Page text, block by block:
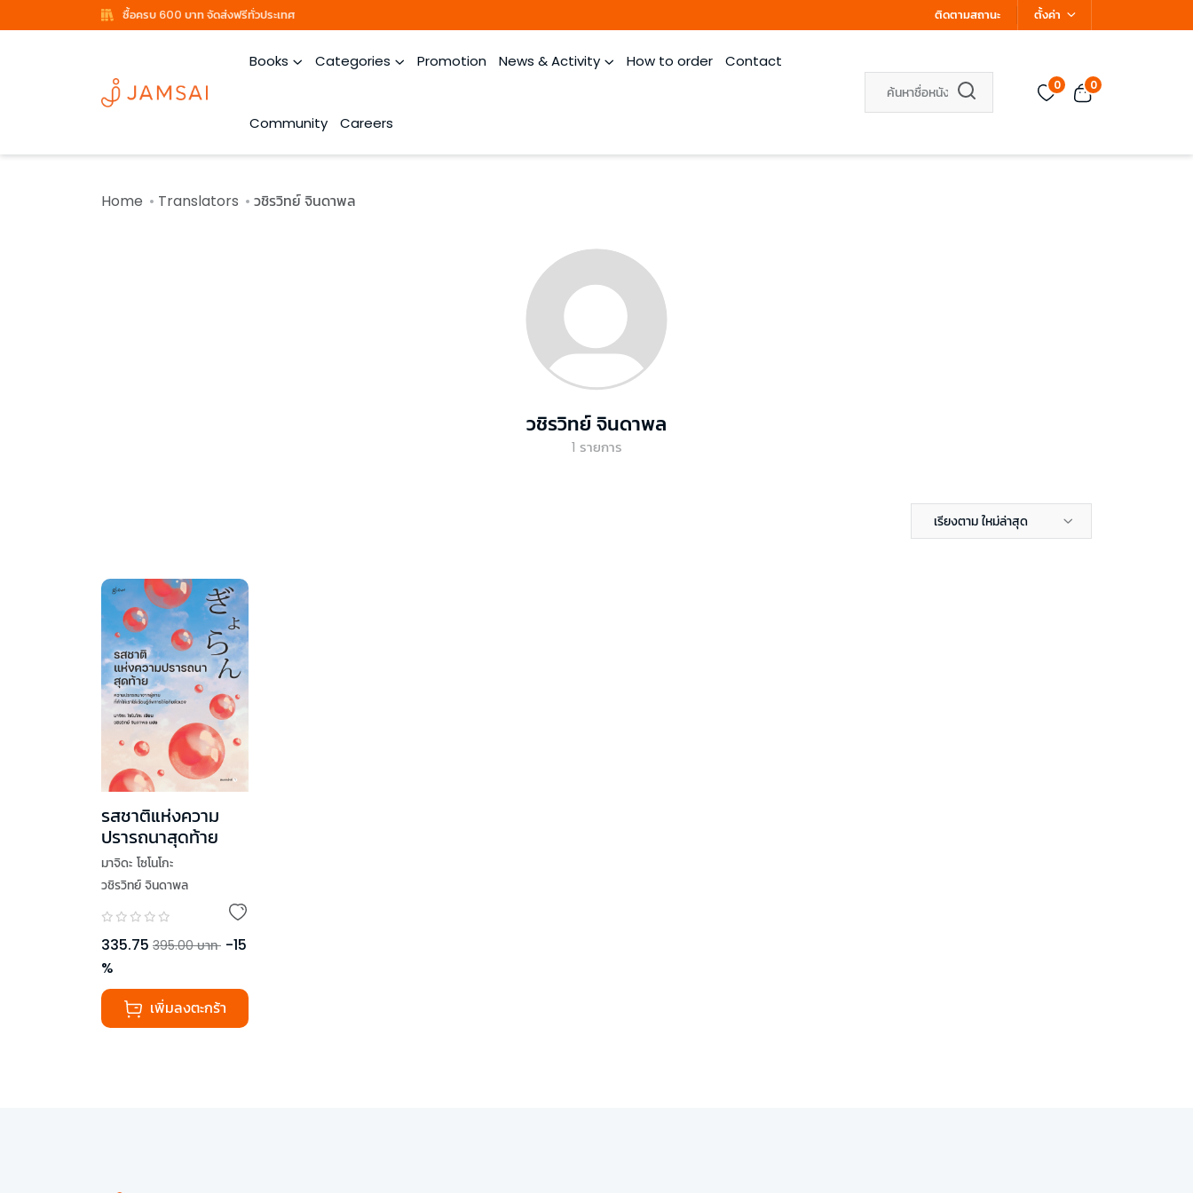
ซื้อครบ 600 บาท จัดส่งฟรีทั่วประเทศ ติดตามสถานะ ตั้งค่า
Books Categories Promotion News & Activity How to order Contact
Community Careers
0 0
Home Translators วชิรวิทย์ จินดาพล
วชิรวิทย์ จินดาพล
1 รายการ
เรียงตาม ใหม่ล่าสุด
รสชาติแห่งความ
ปรารถนาสุดท้าย
มาจิดะ โซโนโกะ
วชิรวิทย์ จินดาพล
335.75 395.00 บาท -15
%
เพิ่มลงตะกร้า